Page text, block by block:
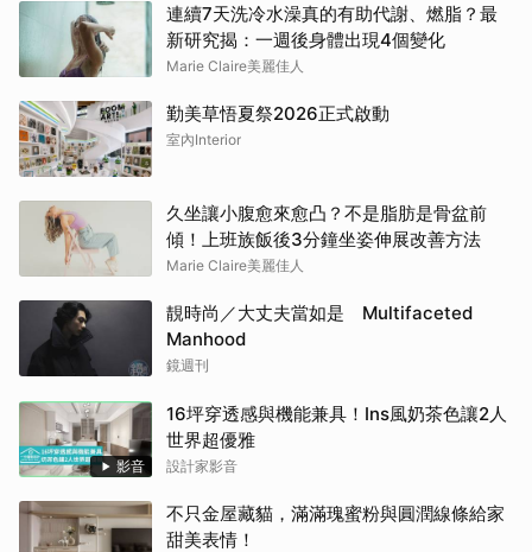
連續7天洗冷水澡真的有助代謝、燃脂？最
新研究揭：一週後身體出現4個變化
Marie Claire美麗佳人
勤美草悟夏祭2026正式啟動
室內Interior
久坐讓小腹愈來愈凸？不是脂肪是骨盆前
傾！上班族飯後3分鐘坐姿伸展改善方法
Marie Claire美麗佳人
靚時尚／大丈夫當如是 Multifaceted
Manhood
鏡週刊
影音
16坪穿透感與機能兼具！Ins風奶茶色讓2人
世界超優雅
設計家影音
不只金屋藏貓，滿滿瑰蜜粉與圓潤線條給家
甜美表情！